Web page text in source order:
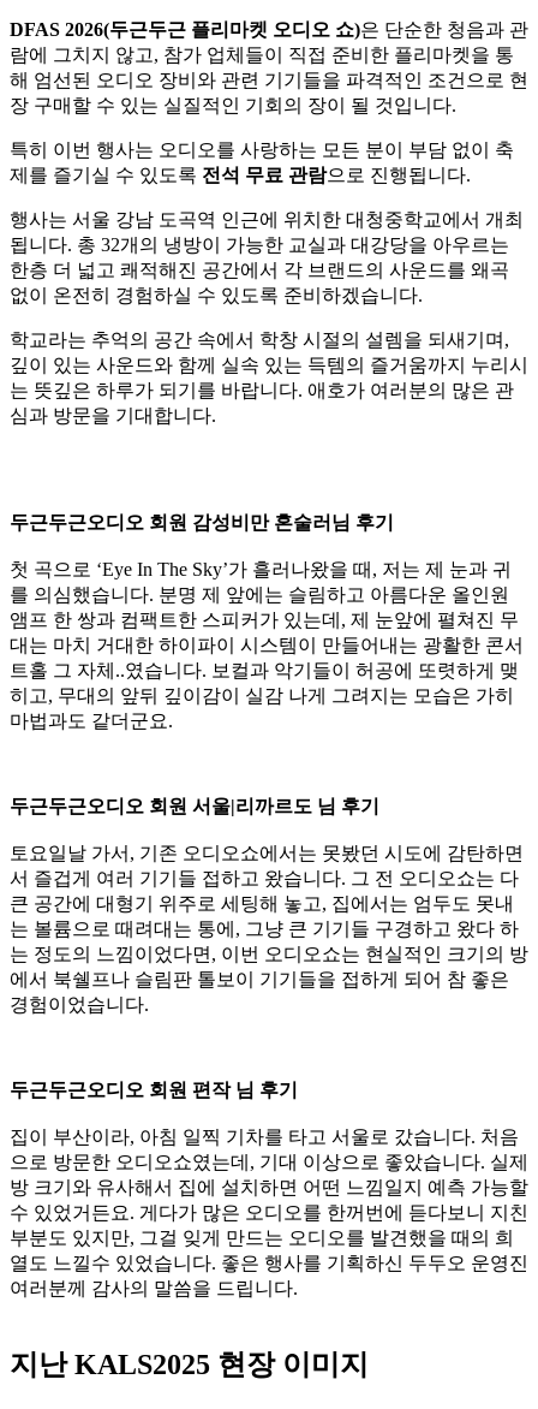
DFAS 2026(두근두근 플리마켓 오디오 쇼)은 단순한 청음과 관
람에 그치지 않고, 참가 업체들이 직접 준비한 플리마켓을 통
해 엄선된 오디오 장비와 관련 기기들을 파격적인 조건으로 현
장 구매할 수 있는 실질적인 기회의 장이 될 것입니다.
특히 이번 행사는 오디오를 사랑하는 모든 분이 부담 없이 축
제를 즐기실 수 있도록 전석 무료 관람으로 진행됩니다.
행사는 서울 강남 도곡역 인근에 위치한 대청중학교에서 개최
됩니다. 총 32개의 냉방이 가능한 교실과 대강당을 아우르는
한층 더 넓고 쾌적해진 공간에서 각 브랜드의 사운드를 왜곡
없이 온전히 경험하실 수 있도록 준비하겠습니다.
학교라는 추억의 공간 속에서 학창 시절의 설렘을 되새기며,
깊이 있는 사운드와 함께 실속 있는 득템의 즐거움까지 누리시
는 뜻깊은 하루가 되기를 바랍니다. 애호가 여러분의 많은 관
심과 방문을 기대합니다.
두근두근오디오 회원 감성비만 혼술러님 후기
첫 곡으로 ‘Eye In The Sky’가 흘러나왔을 때, 저는 제 눈과 귀
를 의심했습니다. 분명 제 앞에는 슬림하고 아름다운 올인원
앰프 한 쌍과 컴팩트한 스피커가 있는데, 제 눈앞에 펼쳐진 무
대는 마치 거대한 하이파이 시스템이 만들어내는 광활한 콘서
트홀 그 자체..였습니다. 보컬과 악기들이 허공에 또렷하게 맺
히고, 무대의 앞뒤 깊이감이 실감 나게 그려지는 모습은 가히
마법과도 같더군요.
두근두근오디오 회원 서울|리까르도 님 후기
토요일날 가서, 기존 오디오쇼에서는 못봤던 시도에 감탄하면
서 즐겁게 여러 기기들 접하고 왔습니다. 그 전 오디오쇼는 다
큰 공간에 대형기 위주로 세팅해 놓고, 집에서는 엄두도 못내
는 볼륨으로 때려대는 통에, 그냥 큰 기기들 구경하고 왔다 하
는 정도의 느낌이었다면, 이번 오디오쇼는 현실적인 크기의 방
에서 북쉘프나 슬림판 톨보이 기기들을 접하게 되어 참 좋은
경험이었습니다.
두근두근오디오 회원 편작 님 후기
집이 부산이라, 아침 일찍 기차를 타고 서울로 갔습니다. 처음
으로 방문한 오디오쇼였는데, 기대 이상으로 좋았습니다. 실제
방 크기와 유사해서 집에 설치하면 어떤 느낌일지 예측 가능할
수 있었거든요. 게다가 많은 오디오를 한꺼번에 듣다보니 지친
부분도 있지만, 그걸 잊게 만드는 오디오를 발견했을 때의 희
열도 느낄수 있었습니다. 좋은 행사를 기획하신 두두오 운영진
여러분께 감사의 말씀을 드립니다.
지난 KALS2025 현장 이미지